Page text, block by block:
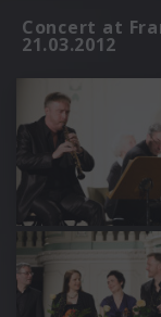
Concert at
21.03.2012